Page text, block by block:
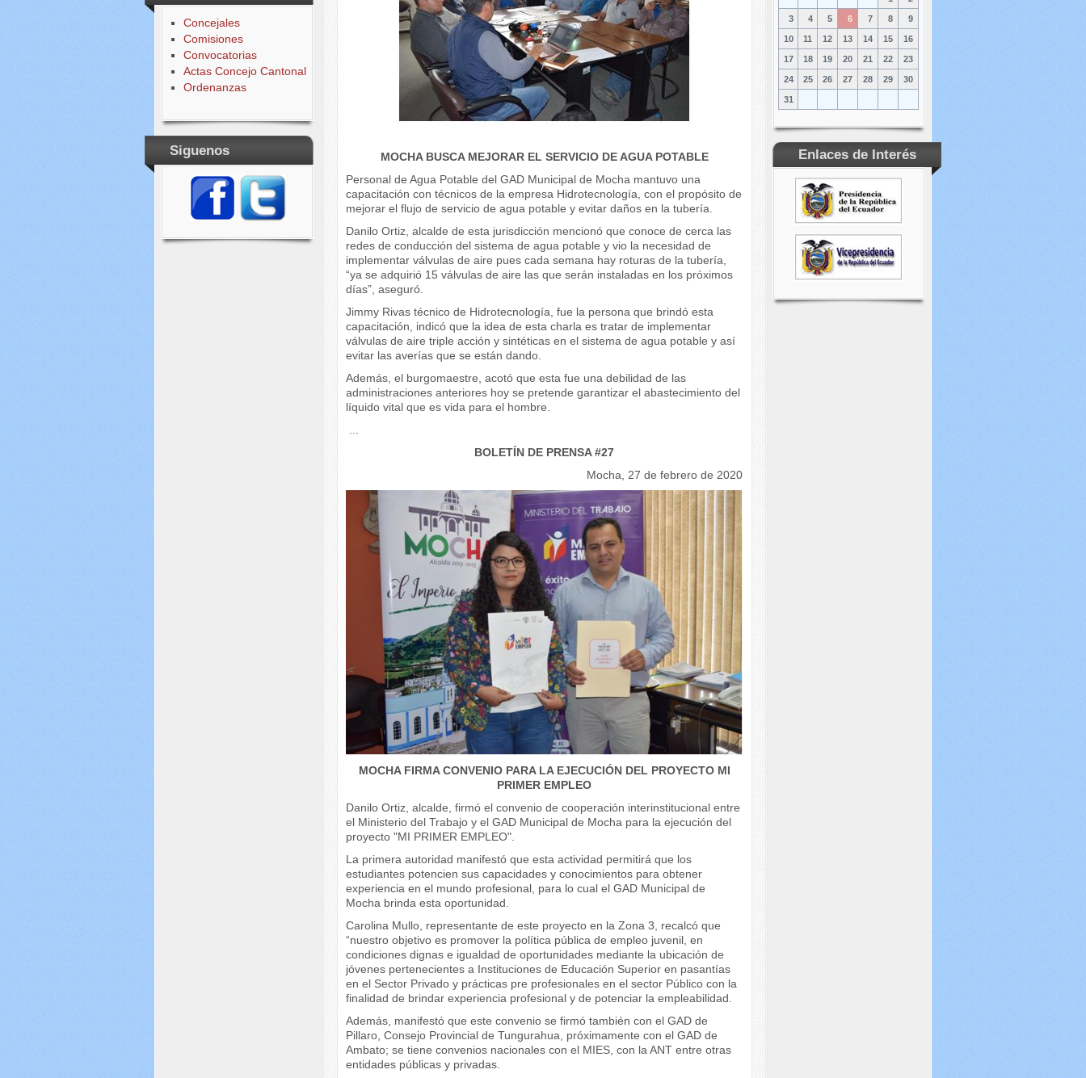
Concejales
Comisiones
Convocatorias
Actas Concejo Cantonal
Ordenanzas
Siguenos
MOCHA BUSCA MEJORAR EL SERVICIO DE AGUA POTABLE
Personal de Agua Potable del GAD Municipal de Mocha mantuvo una
capacitación con técnicos de la empresa Hidrotecnología, con el propósito de
mejorar el flujo de servicio de agua potable y evitar daños en la tubería.
Danilo Ortiz, alcalde de esta jurisdicción mencionó que conoce de cerca las
redes de conducción del sistema de agua potable y vio la necesidad de
implementar válvulas de aire pues cada semana hay roturas de la tubería,
“ya se adquirió 15 válvulas de aire las que serán instaladas en los próximos
días”, aseguró.
Jimmy Rivas técnico de Hidrotecnología, fue la persona que brindó esta
capacitación, indicó que la idea de esta charla es tratar de implementar
válvulas de aire triple acción y sintéticas en el sistema de agua potable y así
evitar las averías que se están dando.
Además, el burgomaestre, acotó que esta fue una debilidad de las
administraciones anteriores hoy se pretende garantizar el abastecimiento del
líquido vital que es vida para el hombre.
BOLETÍN DE PRENSA #27
Mocha, 27 de febrero de 2020
MOCHA FIRMA CONVENIO PARA LA EJECUCIÓN DEL PROYECTO MI
PRIMER EMPLEO
Danilo Ortiz, alcalde, firmó el convenio de cooperación interinstitucional entre
el Ministerio del Trabajo y el GAD Municipal de Mocha para la ejecución del
proyecto "MI PRIMER EMPLEO".
La primera autoridad manifestó que esta actividad permitirá que los
estudiantes potencien sus capacidades y conocimientos para obtener
experiencia en el mundo profesional, para lo cual el GAD Municipal de
Mocha brinda esta oportunidad.
Carolina Mullo, representante de este proyecto en la Zona 3, recalcó que
“nuestro objetivo es promover la política pública de empleo juvenil, en
condiciones dignas e igualdad de oportunidades mediante la ubicación de
jóvenes pertenecientes a Instituciones de Educación Superior en pasantías
en el Sector Privado y prácticas pre profesionales en el sector Público con la
finalidad de brindar experiencia profesional y de potenciar la empleabilidad.
Además, manifestó que este convenio se firmó también con el GAD de
Pillaro, Consejo Provincial de Tungurahua, próximamente con el GAD de
Ambato; se tiene convenios nacionales con el MIES, con la ANT entre otras
entidades públicas y privadas.
3 4 5 6 7 8 9
10 11 12 13 14 15 16
17 18 19 20 21 22 23
24 25 26 27 28 29 30
31
Enlaces de Interés